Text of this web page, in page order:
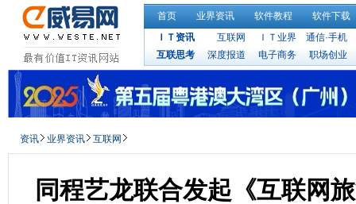
首页 业界资讯 软件教程
软件下载
ＩＴ资讯
互联网 ＩＴ业界
通信·手机
互联思考
深度报道 电子商务 职场创业
资讯 业界资讯 互联网
同程艺龙联合发起《互联网